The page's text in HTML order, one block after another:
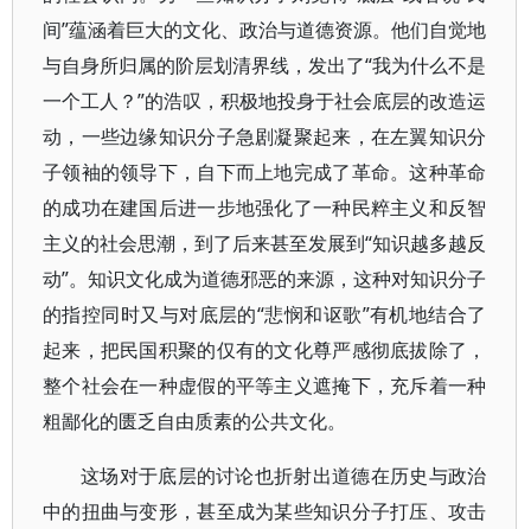
间”蕴涵着巨大的文化、政治与道德资源。他们自觉地
与自身所归属的阶层划清界线，发出了“我为什么不是
一个工人？”的浩叹，积极地投身于社会底层的改造运
动，一些边缘知识分子急剧凝聚起来，在左翼知识分
子领袖的领导下，自下而上地完成了革命。这种革命
的成功在建国后进一步地强化了一种民粹主义和反智
主义的社会思潮，到了后来甚至发展到“知识越多越反
动”。知识文化成为道德邪恶的来源，这种对知识分子
的指控同时又与对底层的“悲悯和讴歌”有机地结合了
起来，把民国积聚的仅有的文化尊严感彻底拔除了，
整个社会在一种虚假的平等主义遮掩下，充斥着一种
粗鄙化的匮乏自由质素的公共文化。
这场对于底层的讨论也折射出道德在历史与政治
中的扭曲与变形，甚至成为某些知识分子打压、攻击